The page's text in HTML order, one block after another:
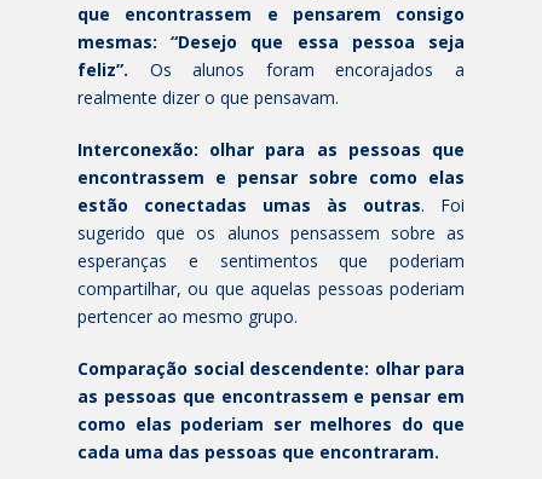
que encontrassem e pensarem consigo
mesmas: “Desejo que essa pessoa seja
feliz”. Os alunos foram encorajados a
realmente dizer o que pensavam.
Interconexão: olhar para as pessoas que
encontrassem e pensar sobre como elas
estão conectadas umas às outras. Foi
sugerido que os alunos pensassem sobre as
esperanças e sentimentos que poderiam
compartilhar, ou que aquelas pessoas poderiam
pertencer ao mesmo grupo.
Comparação social descendente: olhar para
as pessoas que encontrassem e pensar em
como elas poderiam ser melhores do que
cada uma das pessoas que encontraram.